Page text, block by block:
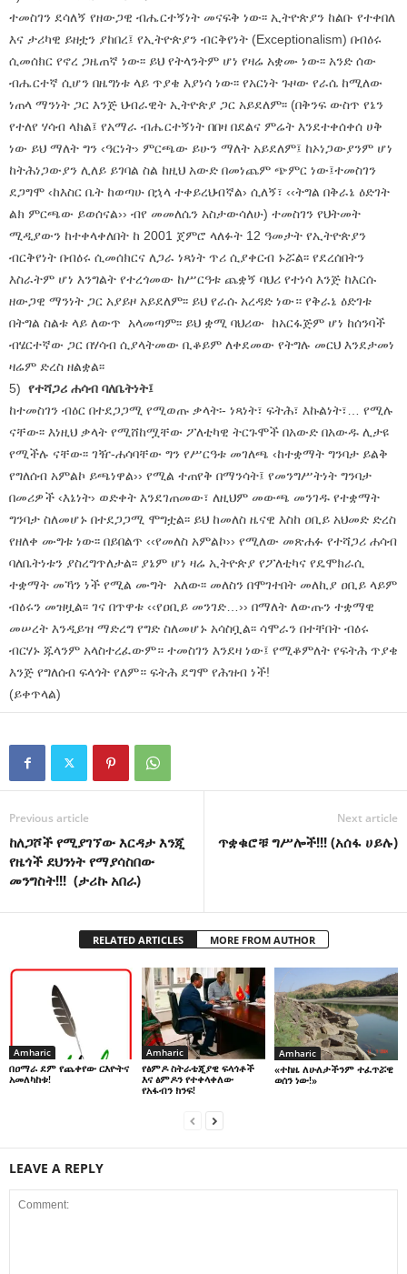
ተመስገን ደሳለኝ የዘውጋዊ ብሔርተኝነት መናፍቅ ነው፡፡ ኢትዮጵያን ከልቡ የተቀበለ
እና ታሪካዊ ይዘቷን ያከበረ፤ የኢትዮጵያን ብርቅየነት (Exceptionalism) በብዕሩ
ሲመሰክር የኖረ ጋዜጠኛ ነው፡፡ ይህ የትላንትም ሆነ የዛሬ አቋሙ ነው፡፡ አንድ ሰው
ብሔርተኛ ሲሆን በዜግነቱ ላይ ጥያቄ እያነሳ ነው፡፡ የአርነት ጉዞው የራሴ ከሚለው
ነጠላ ማንነት ጋር እንጅ ህብራዊት ኢትዮጵያ ጋር አይደለም፡፡ (በቅንፍ ውስጥ የኔን
የተለየ ሃሳብ ላክል፤ የአማራ ብሔርተኝነት በበዛ በደልና ምሬት እንደተቀሰቀሰ ሀቅ
ነው ይህ ማለት ግን ‹ዓርነት› ምርጫው ይሁን ማለት አይደለም፤ ከኦነጋውያንም ሆነ
ከትሕነጋውያን ሊለይ ይገባል ስል ከዚህ አውድ በመነጨም ጭምር ነው፤ተመስገን
ደጋግሞ ‹ከእስር ቤት ከወጣሁ በኋላ ተቀይረህብኛል› ሲለኝ፣ ‹‹ትግል በቅራኔ ዕድገት
ልክ ምርጫው ይወሰናል›› ብየ መመለሴን አስታውሳለሁ) ተመስገን የህትመት
ሚዲያውን ከተቀላቀለበት ከ 2001 ጀምሮ ላለፉት 12 ዓመታት የኢትዮጵያን
ብርቅየነት በብዕሩ ሲመሰክርና ለጋራ ነጻነት ጥሪ ሲያቀርብ ኑሯል፡፡ የደረሰበትን
እስራትም ሆነ እንግልት የተረጎመው ከሥርዓቱ ጨቋኝ ባህሪ የተነሳ እንጅ ከእርሱ
ዘውጋዊ ማንነት ጋር አያይዞ አይደለም፡፡ ይህ የራሱ አረዳድ ነው። የቅራኔ ዕድገቱ
በትግል ስልቱ ላይ ለውጥ አላመጣም፡፡ ይህ ቋሚ ባህሪው ከአርፋጅም ሆነ ከሰንባች
ብሄርተኛው ጋር በሃሳብ ሲያላትመው ቢቆይም ለቀደመው የትግሉ መርህ እንደታመነ
ዛሬም ድረስ ዘልቋል፡፡
5) የተሻጋሪ ሐሳብ ባለቤትነት፤
ከተመስገን ብዕር በተደጋጋሚ የሚወጡ ቃላት፡- ነጻነት፣ ፍትሕ፣ እኩልነት፣… የሚሉ
ናቸው፡፡ እነዚህ ቃላት የሚሸከሟቸው ፖለቲካዊ ትርጉሞች በአውድ በአውዱ ሊታዩ
የሚችሉ ናቸው፡፡ ገዥ-ሐሳባቸው ግን የሥርዓቱ መገለጫ ‹ከተቋማት ግንባታ ይልቅ
የግለሰብ አምልኮ ይጫነዋል›› የሚል ተጠየቅ በማንሳት፤ የመንግሥትነት ግንባታ
በመሪዎች ‹እኔነት› ወድቀት እንደገጠመው፣ ለዚህም መውጫ መንገዱ የተቋማት
ግንባታ ስለመሆኑ በተደጋጋሚ ሞግቷል፡፡ ይህ ከመለስ ዜናዊ እስከ ዐቢይ አህመድ ድረስ
የዘለቀ ሙግቱ ነው፡፡ በይበልጥ ‹‹የመለስ አምልኮ›› የሚለው መጽሐፉ የተሻጋሪ ሐሳብ
ባለቤትነቱን ያስረግጥለታል፡፡ ያኔም ሆነ ዛሬ ኢትዮጵያ የፖለቲካና የዴሞክራሲ
ተቋማት መኻን ነች የሚል ሙግት አለው፡፡ መለስን በሞገተበት መለኪያ ዐቢይ ላይም
ብዕሩን መዝዟል፡፡ ገና በጥዋቱ ‹‹የዐቢይ መንገድ…›› በማለት ለውጡን ተቋማዊ
መሠረት እንዲይዝ ማድረግ የግድ ስለመሆኑ አሳስቧል፡፡ ሳሞራን በተቸበት ብዕሩ
ብርሃኑ ጁላንም አላስተረፈውም። ተመስገን እንደዛ ነው፤ የሚቆምለት የፍትሕ ጥያቄ
እንጅ የግለሰብ ፍላጎት የለም። ፍትሕ ደግሞ የሕዝብ ነች!
(ይቀጥላል)
Previous article
ከለጋሾች የሚያገኘው እርዳታ እንጂ
የዜጎች ደህንነት የማያሳስበው
መንግስት!!! (ታሪኩ አበራ)
Next article
ጥቋቁሮቹ ግሥሎች!!! (አሰፋ ሀይሉ)
RELATED ARTICLES MORE FROM AUTHOR
Amharic
በዐማራ ደም የጨቀየው ርእዮትና
አመለካከቱ!
Amharic
የፅምዶ ስትራቴጂያዊ ፍላጎቶች
እና ፅምዶን የተቀላቀለው
የአፋብን ክንፍ!
Amharic
«ተከዜ ለሁለታችንም ተፈጥሯዊ
ወሰን ነው!»
LEAVE A REPLY